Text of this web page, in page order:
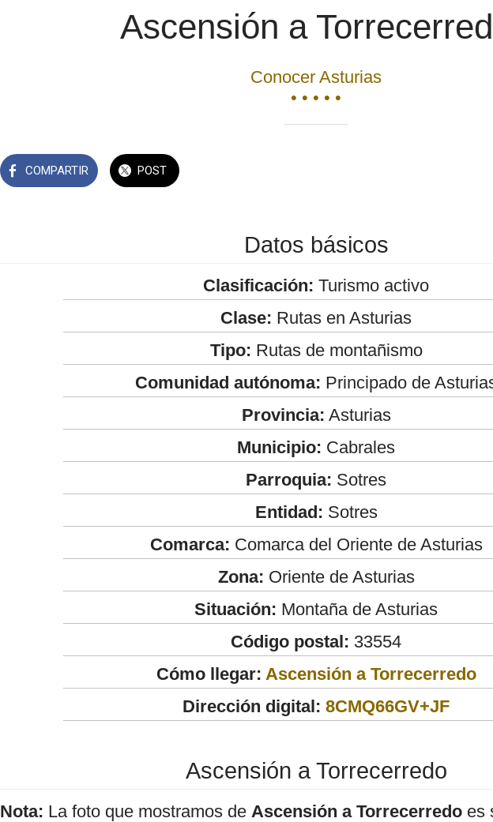
Ascensión a
Conocer Asturias
• • • • •
COMPARTIR POST
Datos básicos
Clasificación: Turismo activo
Clase: Rutas en Asturias
Tipo: Rutas de montañismo
Comunidad autónoma: Principado de
Provincia: Asturias
Municipio: Cabrales
Parroquia: Sotres
Entidad: Sotres
Comarca: Comarca del Oriente de Asturias
Zona: Oriente de Asturias
Situación: Montaña de Asturias
Código postal: 33554
Cómo llegar: Ascensión a Torrecerredo
Dirección digital: 8CMQ66GV+JF
Ascensión a Torrecerredo
Nota: La foto que mostramos de Ascensión a Torrecerredo es